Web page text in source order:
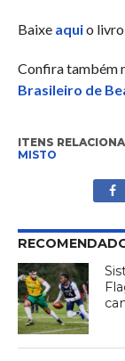
Baixe aquio livro
Confira também
Brasileiro de
ITENS
MISTO